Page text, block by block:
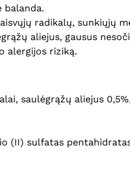
balanda.
radikalų, sunkiųjų
aliejus, gausus
alergijos riziką.
saulėgrąžų aliejus
(II) sulfatas